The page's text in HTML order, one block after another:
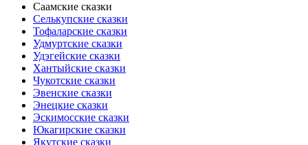
Саамские сказки
Селькупские сказки
Тофаларские сказки
Удмуртские сказки
Удэгейские сказки
Хантыйские сказки
Чукотские сказки
Эвенские сказки
Энецкие сказки
Эскимосские сказки
Юкагирские сказки
Якутские сказки